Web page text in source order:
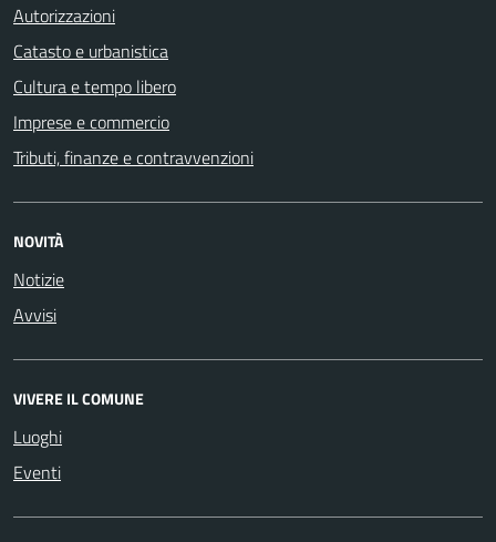
Autorizzazioni
Catasto e urbanistica
Cultura e tempo libero
Imprese e commercio
Tributi, finanze e contravvenzioni
NOVITÀ
Notizie
Avvisi
VIVERE IL COMUNE
Luoghi
Eventi